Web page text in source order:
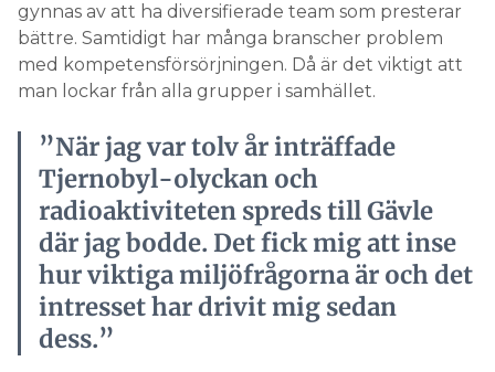
gynnas av att ha diversifierade team som presterar
bättre. Samtidigt har många branscher problem
med kompetensförsörjningen. Då är det viktigt att
man lockar från alla grupper i samhället.
”När jag var tolv år inträffade
Tjernobyl-olyckan och
radioaktiviteten spreds till Gävle
där jag bodde. Det fick mig att inse
hur viktiga miljöfrågorna är och det
intresset har drivit mig sedan
dess.”